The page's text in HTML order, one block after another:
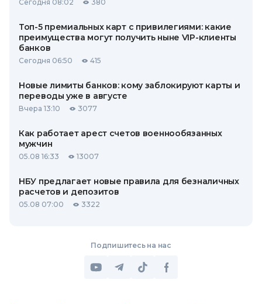
Сегодня 08:02 380
Топ-5 премиальных карт с привилегиями: какие
преимущества могут получить ныне VIP-клиенты
банков
Сегодня 06:50 415
Новые лимиты банков: кому заблокируют карты и
переводы уже в августе
Вчера 13:10 3077
Как работает арест счетов военнообязанных
мужчин
05.08 16:33 13007
НБУ предлагает новые правила для безналичных
расчетов и депозитов
05.08 07:00 3322
Подпишитесь на нас